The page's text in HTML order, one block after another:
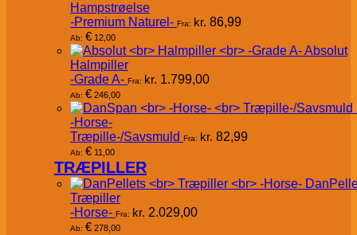
Hampstrøelse
-Premium Naturel- Fra: kr. 86,99
Ab: € 12,00
Absolut
Halmpiller
-Grade A- Fra: kr. 1.799,00
Ab: € 246,00
-Horse-
Træpille-/Savsmuld Fra: kr. 82,99
Ab: € 11,00
TRÆPILLER
Træpiller
-Horse- Fra: kr. 2.029,00
Ab: € 278,00